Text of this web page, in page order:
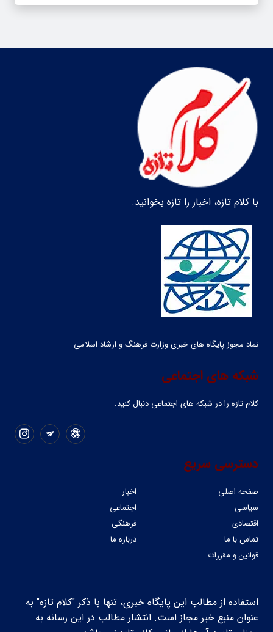
با کلام تازه، اخبار را تازه بخوانید.
نماد مجوز پایگاه های خبری وزارت فرهنگ و ارشاد اسلامی
شبکه های اجتماعی
کلام تازه را در شبکه ‌های اجتماعی دنبال کنید.
دسترسی سریع
صفحه اصلی
اخبار
سیاسی
اجتماعی
اقتصادی
فرهنگی
تماس با ما
درباره ما
قوانین و مقررات
استفاده از مطالب این پایگاه خبری، تنها با ذکر "کلام تازه" به
عنوان منبع خبر مجاز است. انتشار مطالب در این رسانه به